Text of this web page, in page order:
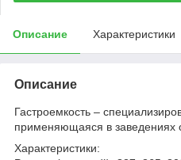
Описание Характеристики
Описание
Гастроемкость –
применяющаяся в заведениях
Характеристики: